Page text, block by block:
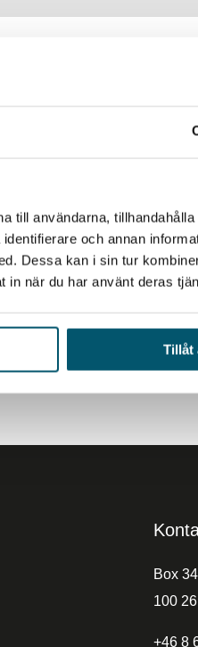
till användarna,
och annan
Dessa kan i sin tur
in när du har använt deras
Tillåt
MOT NÄRINGSLIVET –
Box
100
+46 8